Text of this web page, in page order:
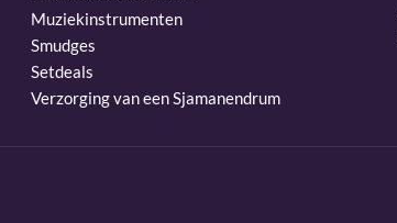
Muziekinstrumenten
Smudges
Setdeals
Verzorging van een Sjamanendrum